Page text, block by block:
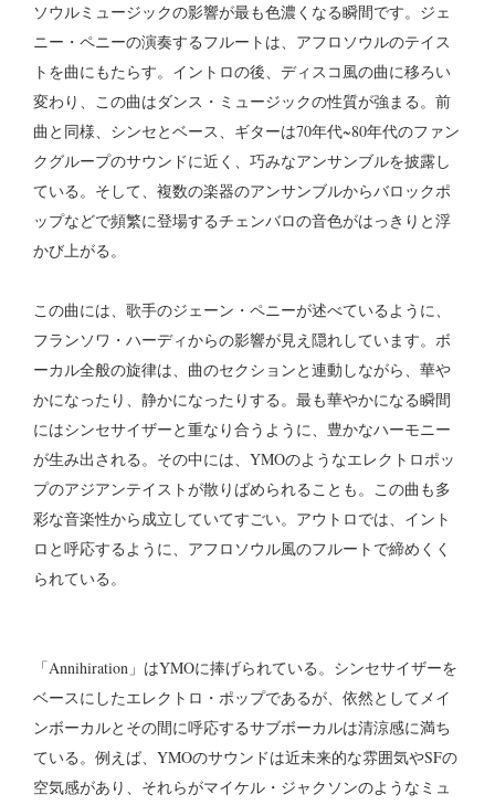
ソウルミュージックの影響が最も色濃くなる瞬間です。ジェ
ニー・ペニーの演奏するフルートは、アフロソウルのテイス
トを曲にもたらす。イントロの後、ディスコ風の曲に移ろい
変わり、この曲はダンス・ミュージックの性質が強まる。前
曲と同様、シンセとベース、ギターは70年代~80年代のファン
クグループのサウンドに近く、巧みなアンサンブルを披露し
ている。そして、複数の楽器のアンサンブルからバロックポ
ップなどで頻繁に登場するチェンバロの音色がはっきりと浮
かび上がる。
この曲には、歌手のジェーン・ペニーが述べているように、
フランソワ・ハーディからの影響が見え隠れしています。ボ
ーカル全般の旋律は、曲のセクションと連動しながら、華や
かになったり、静かになったりする。最も華やかになる瞬間
にはシンセサイザーと重なり合うように、豊かなハーモニー
が生み出される。その中には、YMOのようなエレクトロポッ
プのアジアンテイストが散りばめられることも。この曲も多
彩な音楽性から成立していてすごい。アウトロでは、イント
ロと呼応するように、アフロソウル風のフルートで締めくく
られている。
「Annihiration」はYMOに捧げられている。シンセサイザーを
ベースにしたエレクトロ・ポップであるが、依然としてメイ
ンボーカルとその間に呼応するサブボーカルは清涼感に満ち
ている。例えば、YMOのサウンドは近未来的な雰囲気やSFの
空気感があり、それらがマイケル・ジャクソンのようなミュ